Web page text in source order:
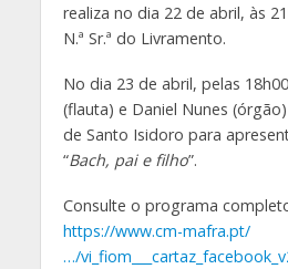
realiza no dia 22 de abril, às
N.ª Sr.ª do Livramento.
No dia 23 de abril, pelas
(flauta) e Daniel Nunes
de Santo Isidoro para
“Bach, pai e filho”.
Consulte o programa
https://www.cm-mafra.pt/
…/